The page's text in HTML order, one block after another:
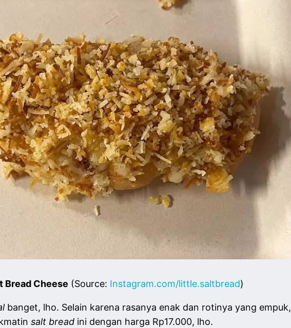
Bread Cheese (Source: Instagram.com/little.saltbread)
banget, lho. Selain karena rasanya enak dan rotinya yang empuk,
salt breadini dengan harga Rp17.000, lho.